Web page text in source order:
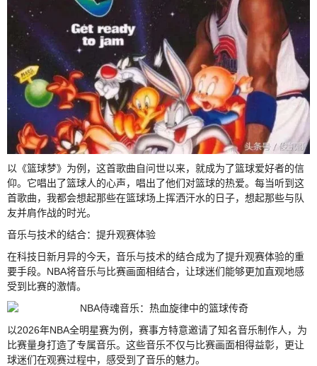
以《篮球梦》为例，这首歌曲自问世以来，就成为了篮球爱好者的信
仰。它唱出了篮球人的心声，唱出了他们对篮球的热爱。每当听到这
首歌曲，我都会想起那些在篮球场上挥洒汗水的日子，想起那些与队
友并肩作战的时光。
音乐与技术的结合：提升观赛体验
在科技日新月异的今天，音乐与技术的结合成为了提升观赛体验的重
要手段。NBA将音乐与比赛画面相结合，让球迷们能够更加直观地感
受到比赛的激情。
以2026年NBA全明星赛为例，赛事方特意邀请了知名音乐制作人，为
比赛量身打造了专属音乐。这些音乐不仅与比赛画面相得益彰，更让
球迷们在观赛过程中，感受到了音乐的魅力。